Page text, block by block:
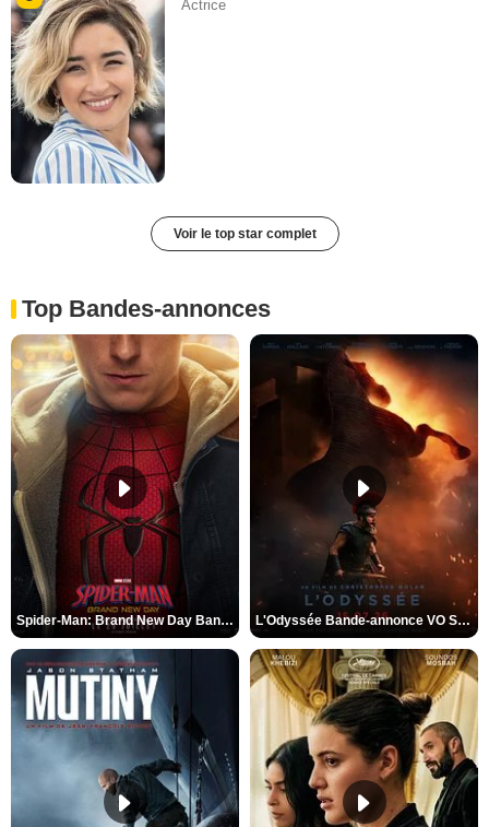
Actrice
Voir le top star complet
Top Bandes-annonces
Spider-Man: Brand New Day Bande-annonce VO STFR L'Odyssée Bande-annonce VO STFR